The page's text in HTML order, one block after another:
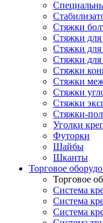
Стяжки
Стяжки для
Стяжки
Стяжки для
Стяжки
Стяжки
Стяжки
Стяжки
Стяжки-
Уголки
Футорки
Шайбы
Шканты
Торговое
Торговое
Система
Система
Система